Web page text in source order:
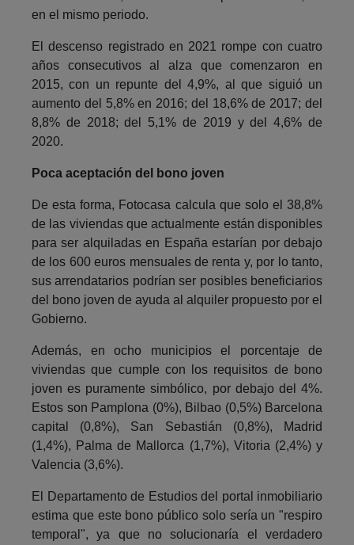
en el mismo periodo.
El descenso registrado en 2021 rompe con cuatro
años consecutivos al alza que comenzaron en
2015, con un repunte del 4,9%, al que siguió un
aumento del 5,8% en 2016; del 18,6% de 2017; del
8,8% de 2018; del 5,1% de 2019 y del 4,6% de
2020.
Poca aceptación del bono joven
De esta forma, Fotocasa calcula que solo el 38,8%
de las viviendas que actualmente están disponibles
para ser alquiladas en España estarían por debajo
de los 600 euros mensuales de renta y, por lo tanto,
sus arrendatarios podrían ser posibles beneficiarios
del bono joven de ayuda al alquiler propuesto por el
Gobierno.
Además, en ocho municipios el porcentaje de
viviendas que cumple con los requisitos de bono
joven es puramente simbólico, por debajo del 4%.
Estos son Pamplona (0%), Bilbao (0,5%) Barcelona
capital (0,8%), San Sebastián (0,8%), Madrid
(1,4%), Palma de Mallorca (1,7%), Vitoria (2,4%) y
Valencia (3,6%).
El Departamento de Estudios del portal inmobiliario
estima que este bono público solo sería un "respiro
temporal", ya que no solucionaría el verdadero